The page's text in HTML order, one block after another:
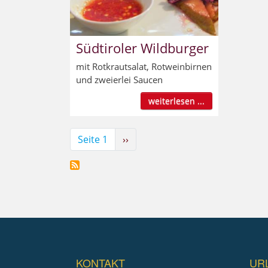
Südtiroler Wildburger
mit Rotkrautsalat, Rotweinbirnen
und zweierlei Saucen
weiterlesen ...
Seitennummerierung
Seite 1
Nächste
››
KONTAKT